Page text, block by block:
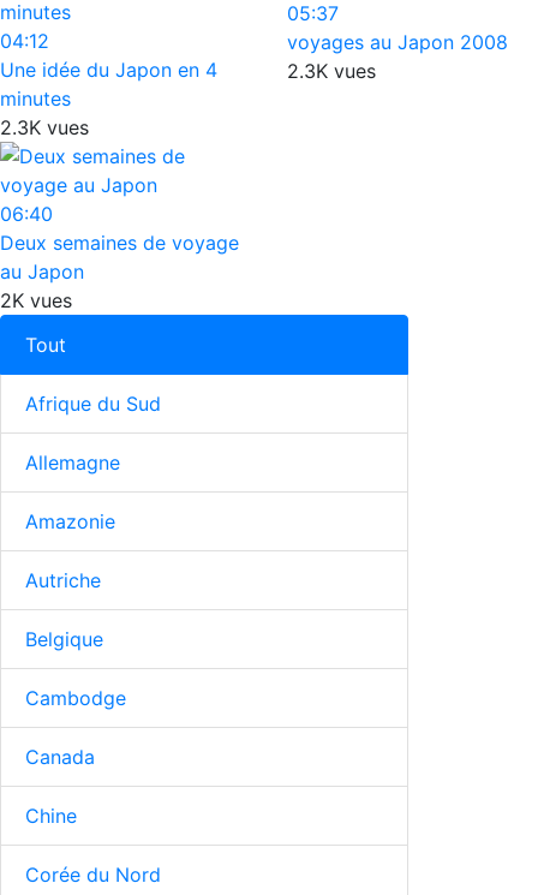
04:12
Une idée du Japon en 4
minutes
2.3K vues
05:37
voyages au Japon 2008
2.3K vues
06:40
Deux semaines de voyage
au Japon
2K vues
Tout
Afrique du Sud
Allemagne
Amazonie
Autriche
Belgique
Cambodge
Canada
Chine
Corée du Nord